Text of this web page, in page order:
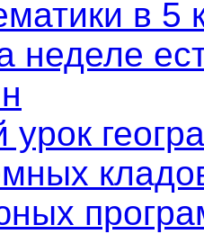
в 5
неделе